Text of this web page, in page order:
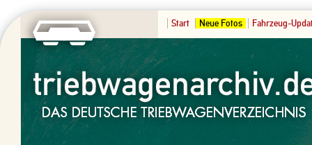
Start Neue Fotos Fahrzeug-